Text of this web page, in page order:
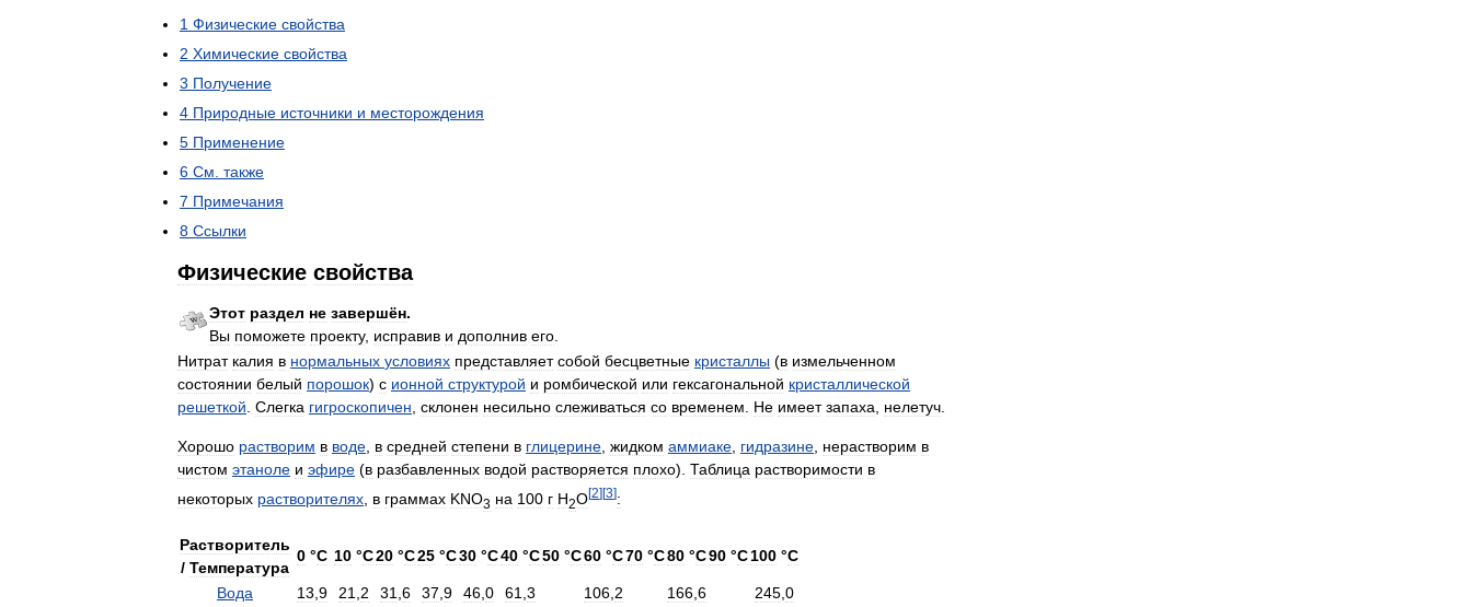
1 Физические свойства
2 Химические свойства
3 Получение
4 Природные источники и месторождения
5 Применение
6 См. также
7 Примечания
8 Ссылки
Физические свойства
Этот раздел не завершён.
Вы поможете проекту, исправив и дополнив его.
Нитрат калия в нормальных условиях представляет собой бесцветные кристаллы (в измельченном
состоянии белый порошок) с ионной структурой и ромбической или гексагональной кристаллической
решеткой. Слегка гигроскопичен, склонен несильно слеживаться со временем. Не имеет запаха, нелетуч.
Хорошо растворим в воде, в средней степени в глицерине, жидком аммиаке, гидразине, нерастворим в
чистом этаноле и эфире (в разбавленных водой растворяется плохо). Таблица растворимости в
некоторых растворителях в граммах KNO3 на 100 г H2O[2] [3]:
Растворитель
/ Температура
0 °С 10 °С20 °С25 °С30 °С40 °С50 °С60 °С70 °С80 °С90 °С100 °С
Вода 13 9 21 2 31 6 37 9 46 0 61 3 106 2 166 6 245 0